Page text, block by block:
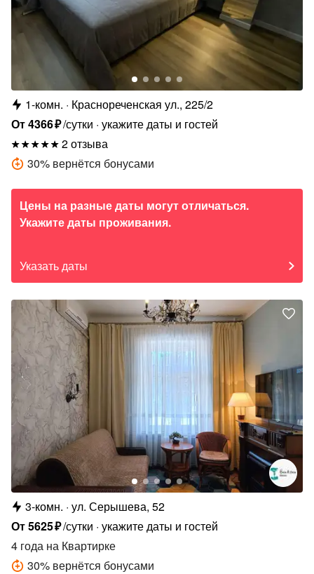
1-комн.
Краснореченская ул., 225/2
От4366₽/сутки укажите даты и гостей
2 отзыва
30% вернётся бонусами
Цены на разные даты могут отличаться.
Укажите даты проживания.
Указать даты
3-комн. ул. Серышева, 52
От5625₽/сутки укажите даты и гостей
4 года на Квартирке
30% вернётся бонусами